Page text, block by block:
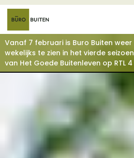
Vanaf 7 februari is Buro Buiten weer
wekelijks te zien in het vierde seizoen
van Het Goede Buitenleven op RTL 4